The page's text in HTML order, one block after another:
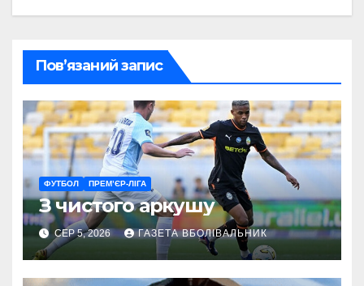
Пов’язаний запис
ФУТБОЛ ПРЕМ’ЄР-ЛІГА
З чистого аркушу
СЕР 5, 2026 ГАЗЕТА ВБОЛІВАЛЬНИК